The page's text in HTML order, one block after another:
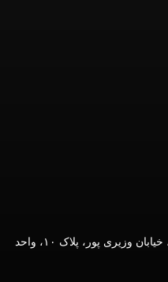
دفتر مرکزی : تهران، میرداماد، خیابان وزیری پور، پلاک ۱۰، واحد